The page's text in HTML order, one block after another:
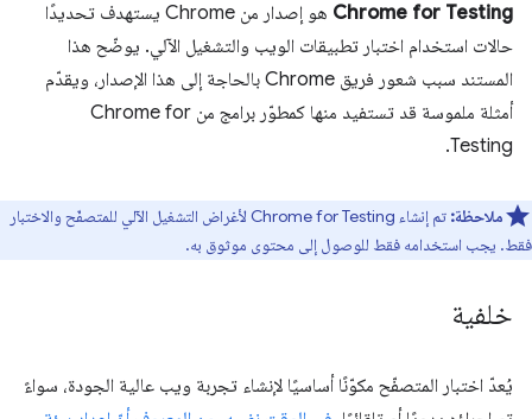
Chrome for Testing
هو إصدار من Chrome يستهدف تحديدًا
حالات استخدام اختبار تطبيقات الويب والتشغيل الآلي. يوضّح هذا
المستند سبب شعور فريق Chrome بالحاجة إلى هذا الإصدار، ويقدّم
أمثلة ملموسة قد تستفيد منها كمطوّر برامج من Chrome for
Testing.
ملاحظة:
تم إنشاء Chrome for Testing لأغراض التشغيل الآلي للمتصفّح والاختبار
فقط. يجب استخدامه فقط للوصول إلى محتوى موثوق به.
خلفية
يُعدّ اختبار المتصفّح مكوّنًا أساسيًا لإنشاء تجربة ويب عالية الجودة، سواءً